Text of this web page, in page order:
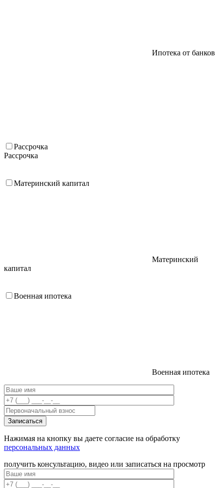
Ипотека от банков
Рассрочка
Рассрочка
Материнский капитал
Материнский
капитал
Военная ипотека
Военная ипотека
Нажимая на кнопку вы даете согласие на обработку
персональных данных
получить консультацию, видео или записаться на просмотр